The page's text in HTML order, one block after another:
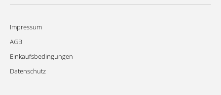
Impressum
AGB
Einkaufsbedingungen
Datenschutz